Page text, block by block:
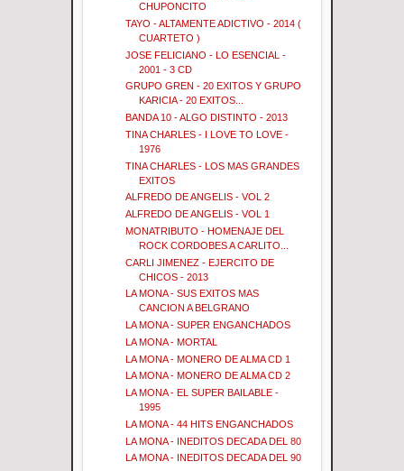
CHUPONCITO
TAYO - ALTAMENTE ADICTIVO - 2014 (
CUARTETO )
JOSE FELICIANO - LO ESENCIAL -
2001 - 3 CD
GRUPO GREN - 20 EXITOS Y GRUPO
KARICIA - 20 EXITOS...
BANDA 10 - ALGO DISTINTO - 2013
TINA CHARLES - I LOVE TO LOVE -
1976
TINA CHARLES - LOS MAS GRANDES
EXITOS
ALFREDO DE ANGELIS - VOL 2
ALFREDO DE ANGELIS - VOL 1
MONATRIBUTO - HOMENAJE DEL
ROCK CORDOBES A CARLITO...
CARLI JIMENEZ - EJERCITO DE
CHICOS - 2013
LA MONA - SUS EXITOS MAS
CANCION A BELGRANO
LA MONA - SUPER ENGANCHADOS
LA MONA - MORTAL
LA MONA - MONERO DE ALMA CD 1
LA MONA - MONERO DE ALMA CD 2
LA MONA - EL SUPER BAILABLE -
1995
LA MONA - 44 HITS ENGANCHADOS
LA MONA - INEDITOS DECADA DEL 80
LA MONA - INEDITOS DECADA DEL 90